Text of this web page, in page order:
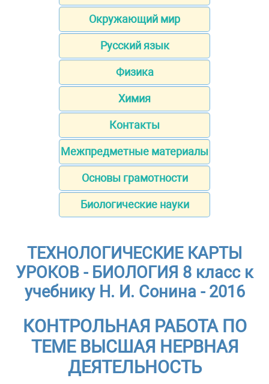
Окружающий мир
Русский язык
Физика
Химия
Контакты
Межпредметные материалы
Основы грамотности
Биологические науки
ТЕХНОЛОГИЧЕСКИЕ КАРТЫ
УРОКОВ - БИОЛОГИЯ 8 класс к
учебнику Н. И. Сонина - 2016
КОНТРОЛЬНАЯ РАБОТА ПО
ТЕМЕ ВЫСШАЯ НЕРВНАЯ
ДЕЯТЕЛЬНОСТЬ